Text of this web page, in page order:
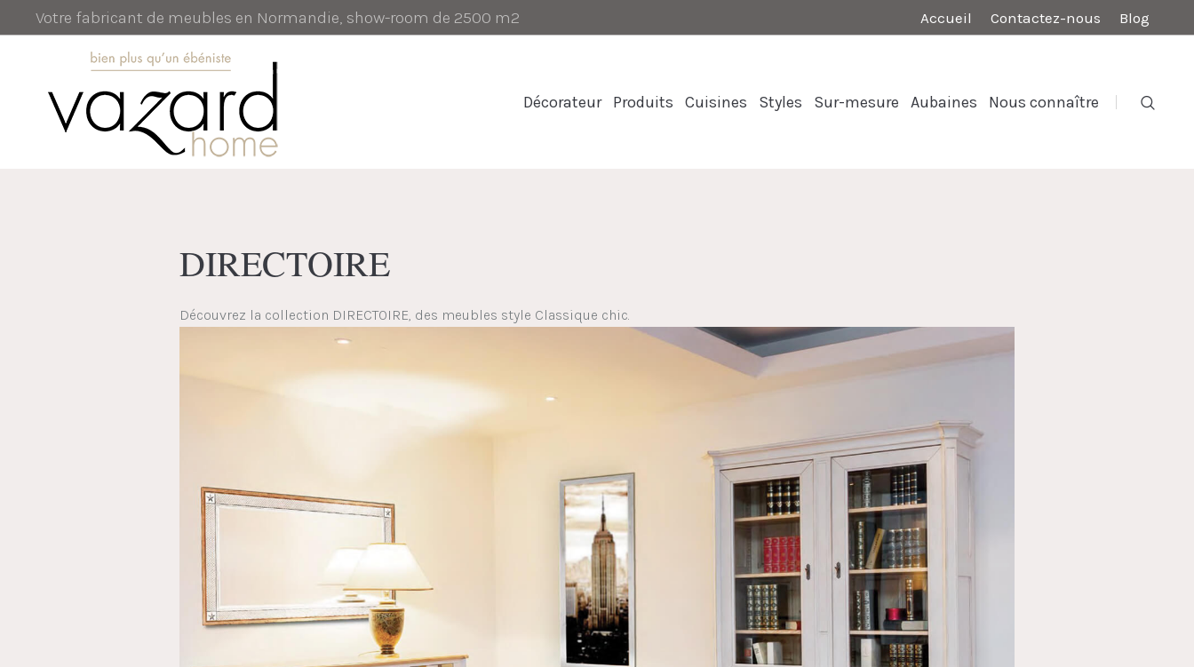
Accueil Contactez-nous Blog
Votre fabricant de meubles en Normandie, show-room de 2500 m2
Décorateur Produits Cuisines Styles Sur-mesure Aubaines Nous connaître
DIRECTOIRE
Découvrez la collection DIRECTOIRE, des meubles style Classique chic.